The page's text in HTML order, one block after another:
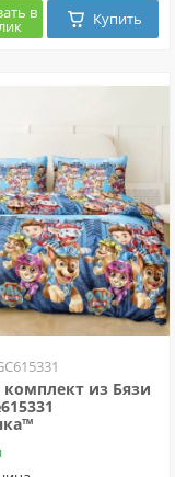
в Купить
из Бязи